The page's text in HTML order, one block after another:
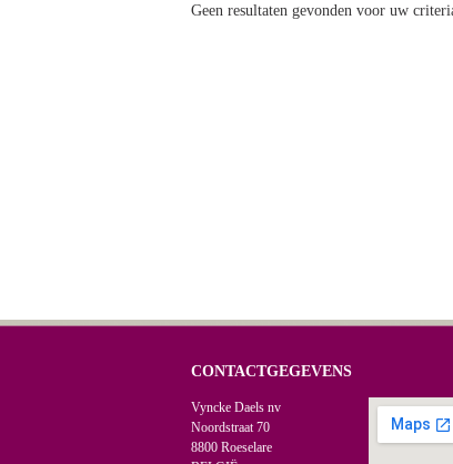
Geen resultaten gevonden voor uw
CONTACTGEGEVENS
Vyncke Daels nv
Noordstraat 70
8800 Roeselare